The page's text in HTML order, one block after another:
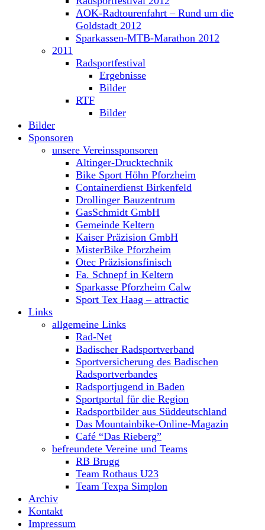
AOK-Radtourenfahrt – Rund um die
Goldstadt 2012
Sparkassen-MTB-Marathon 2012
2011
Radsportfestival
Ergebnisse
Bilder
RTF
Bilder
Bilder
Sponsoren
unsere Vereinssponsoren
Altinger-Drucktechnik
Bike Sport Höhn Pforzheim
Containerdienst Birkenfeld
Drollinger Bauzentrum
GasSchmidt GmbH
Gemeinde Keltern
Kaiser Präzision GmbH
MisterBike Pforzheim
Otec Präzisionsfinisch
Fa. Schnepf in Keltern
Sparkasse Pforzheim Calw
Sport Tex Haag – attractic
Links
allgemeine Links
Rad-Net
Badischer Radsportverband
Sportversicherung des Badischen
Radsportverbandes
Radsportjugend in Baden
Sportportal für die Region
Radsportbilder aus Süddeutschland
Das Mountainbike-Online-Magazin
Café “Das Rieberg”
befreundete Vereine und Teams
RB Brugg
Team Rothaus U23
Team Texpa Simplon
Archiv
Kontakt
Impressum